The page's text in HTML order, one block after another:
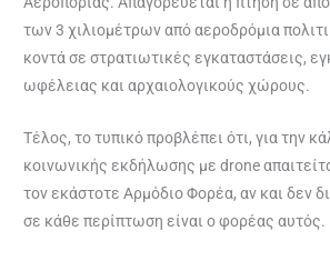
των 3 χιλιομέτρων από αεροδρόμια
κοντά σε στρατιωτικές εγκαταστάσεις,
ωφέλειας και αρχαιολογικούς χώρους.
Τέλος, το τυπικό προβλέπει ότι, για την
κοινωνικής εκδήλωσης με drone
τον εκάστοτε Αρμόδιο Φορέα, αν και δεν
σε κάθε περίπτωση είναι ο φορέας αυτός.